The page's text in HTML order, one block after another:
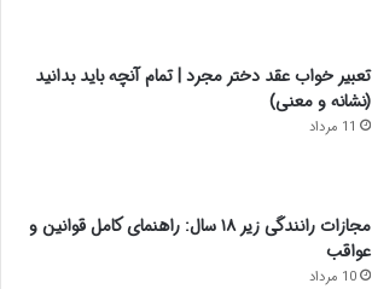
تعبیر خواب عقد دختر مجرد | تمام آنچه باید بدانید
(نشانه و معنی)
11 مرداد
مجازات رانندگی زیر ۱۸ سال: راهنمای کامل قوانین و
عواقب
10 مرداد